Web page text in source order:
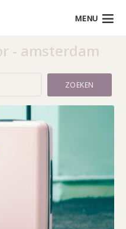
MENU
- amsterdam
ZOEKEN